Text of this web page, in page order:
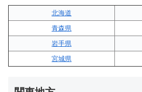
北海道
青森県
岩手県
宮城県